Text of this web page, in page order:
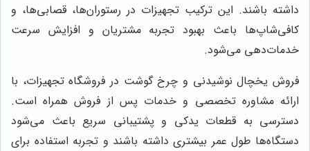
داشته باشند. این ترکیب تجهیزات در رستوران‌ها، قصابی‌ها، و
کافی‌شاپ‌ها باعث بهبود تجربه مشتریان و افزایش سرعت
خدمات‌دهی می‌شود.
فروش یخچال نوشیدنی و چرخ گوشت در فروشگاه تجهیزات، با
ارائه مشاوره تخصصی و خدمات پس از فروش همراه است.
دسترسی به قطعات یدکی و پشتیبانی سریع باعث می‌شود
دستگاه‌ها طول عمر بیشتری داشته باشند و تجربه استفاده برای